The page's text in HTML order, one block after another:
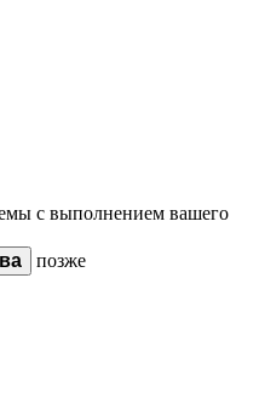
с выполнением вашего
позже